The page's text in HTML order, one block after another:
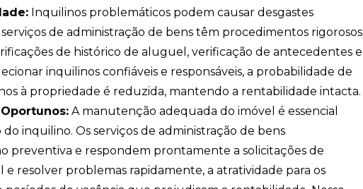
Inquilinos problemáticos podem causar desgastes
de administração de bens têm procedimentos rigorosos
de histórico de aluguel, verificação de antecedentes e
inquilinos confiáveis e responsáveis, a probabilidade de
à propriedade é reduzida, mantendo a rentabilidade intacta.
A manutenção adequada do imóvel é essencial
inquilino. Os serviços de administração de bens
preventiva e respondem prontamente a solicitações de
resolver problemas rapidamente, a atratividade para os